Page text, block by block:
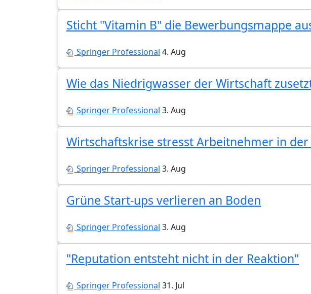
Sticht "Vitamin B" die Bewerbungsmappe
Springer Professional 4. Aug
Wie das Niedrigwasser der Wirtschaft
Springer Professional 3. Aug
Wirtschaftskrise stresst Arbeitnehmer in
Springer Professional 3. Aug
Grüne Start-ups verlieren an Boden
Springer Professional 3. Aug
"Reputation entsteht nicht in der Reaktion"
Springer Professional 31. Jul